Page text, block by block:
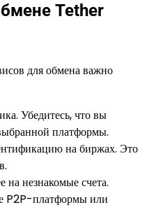
Tether
для обмена важно
Убедитесь, что вы
платформы.
на биржах. Это
на незнакомые счета.
P2P-платформы или